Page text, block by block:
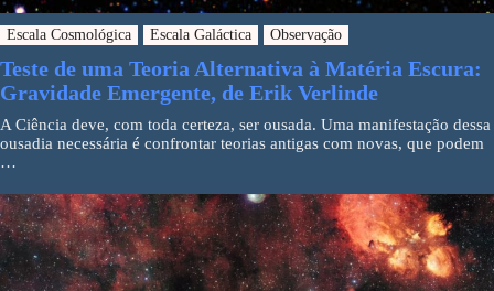
Escala Cosmológica Escala Galáctica Observação
Teste de uma Teoria Alternativa à Matéria Escura:
Gravidade Emergente, de Erik Verlinde
A Ciência deve, com toda certeza, ser ousada. Uma manifestação dessa
ousadia necessária é confrontar teorias antigas com novas, que podem
…